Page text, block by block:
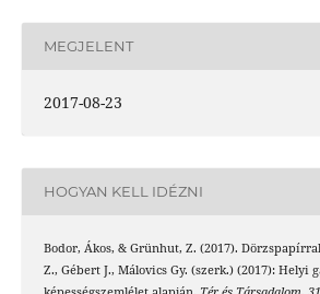
MEGJELENT
2017-08-23
HOGYAN KELL IDÉZNI
Bodor, Ákos, & Grünhut, Z. (2017).
Z., Gébert J., Málovics Gy. (szerk.) (2017): Helyi